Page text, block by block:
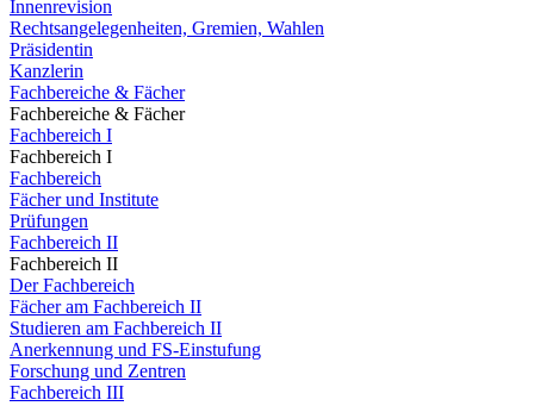
Innenrevision
Rechtsangelegenheiten, Gremien, Wahlen
Präsidentin
Kanzlerin
Fachbereiche & Fächer
Fachbereiche & Fächer
Fachbereich I
Fachbereich I
Fachbereich
Fächer und Institute
Prüfungen
Fachbereich II
Fachbereich II
Der Fachbereich
Fächer am Fachbereich II
Studieren am Fachbereich II
Anerkennung und FS-Einstufung
Forschung und Zentren
Fachbereich III